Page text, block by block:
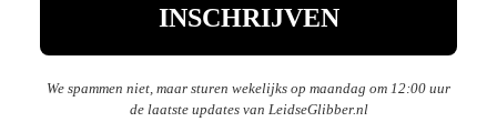
We spammen niet, maar sturen wekelijks op maandag om 12:00 uur
de laatste updates van LeidseGlibber.nl